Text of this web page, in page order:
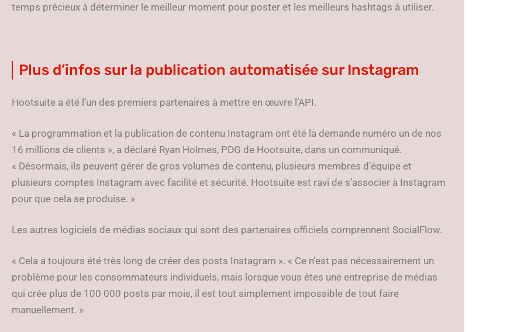
temps précieux à déterminer le meilleur moment pour poster et les meilleurs hashtags à utiliser.
Plus d’infos sur la publication automatisée sur Instagram
Hootsuite a été l’un des premiers partenaires à mettre en œuvre l’API.
« La programmation et la publication de contenu Instagram ont été la demande numéro un de nos
16 millions de clients », a déclaré Ryan Holmes, PDG de Hootsuite, dans un communiqué.
« Désormais, ils peuvent gérer de gros volumes de contenu, plusieurs membres d’équipe et
plusieurs comptes Instagram avec facilité et sécurité. Hootsuite est ravi de s’associer à Instagram
pour que cela se produise. »
Les autres logiciels de médias sociaux qui sont des partenaires officiels comprennent SocialFlow.
« Cela a toujours été très long de créer des posts Instagram ». « Ce n’est pas nécessairement un
problème pour les consommateurs individuels, mais lorsque vous êtes une entreprise de médias
qui crée plus de 100 000 posts par mois, il est tout simplement impossible de tout faire
manuellement. »